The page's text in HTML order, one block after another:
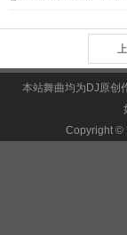
本站舞曲均为DJ原创
Copyright ©